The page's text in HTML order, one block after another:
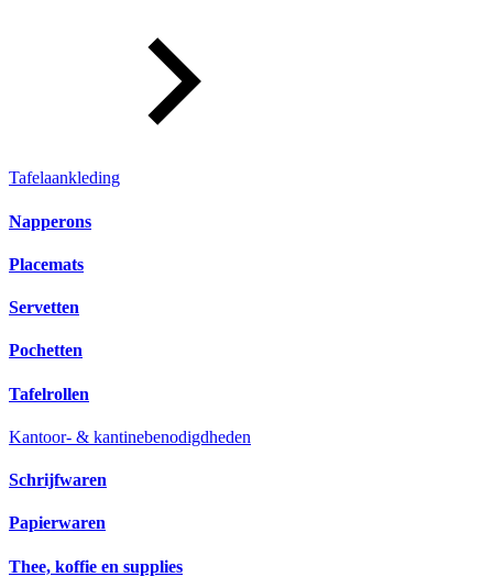
Tafelaankleding
Napperons
Placemats
Servetten
Pochetten
Tafelrollen
Kantoor- & kantinebenodigdheden
Schrijfwaren
Papierwaren
Thee, koffie en supplies